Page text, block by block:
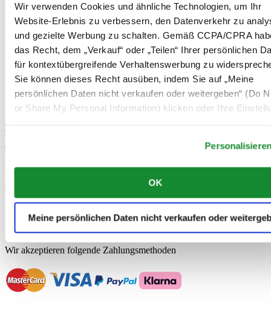
Wir verwenden Cookies und ähnliche Technologien, um Ihr
Website-Erlebnis zu verbessern, den Datenverkehr zu
und gezielte Werbung zu schalten. Gemäß CCPA/CPRA
das Recht, dem „Verkauf“ oder „Teilen“ Ihrer persönlichen
für kontextübergreifende Verhaltenswerbung zu
Sie können dieses Recht ausüben, indem Sie auf „Meine
persönlichen Daten nicht verkaufen oder weitergeben“ (Do
or Share My Personal Information) klicken oder Ihre
OK
Meine persönlichen Daten nicht verkaufen oder
DS ACTION DIVER 38MM TITANIUM: DREI NEUE
SOMMEREDITIONEN. LEICHT WIE EINE FEDER.
HART WIE TITAN. STRAHLEND WIE DER SOMMER.
28 Januar 2026
DS-2: Im Einklang mit der Tradition, im Gleichklang der
Herzen.
13 November 2025
From the deepest to the highest, count on me
Mehr dazu
Offizieller Händler
Kostenlose Lieferung
Kostenlose Rücksendung
Swiss Made
Wir akzeptieren folgende Zahlungsmethoden